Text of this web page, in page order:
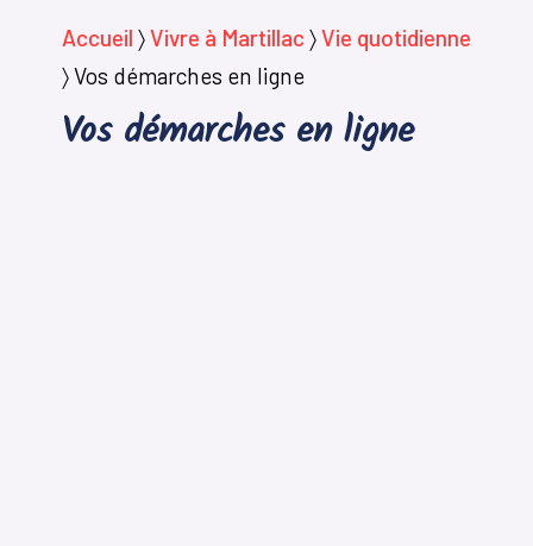
Accueil 〉Vivre à Martillac 〉Vie quotidienne
〉Vos démarches en ligne
Vos démarches en ligne